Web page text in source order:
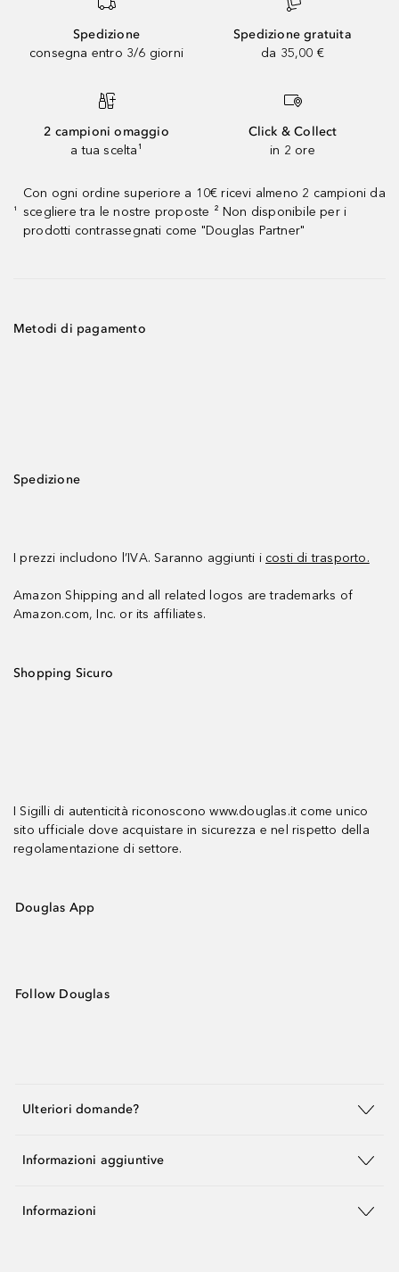
Spedizione
consegna entro 3/6 giorni
Spedizione gratuita
da 35,00 €
2 campioni omaggio
a tua scelta¹
Click & Collect
in 2 ore
¹
Con ogni ordine superiore a 10€ ricevi almeno 2 campioni da
scegliere tra le nostre proposte ² Non disponibile per i
prodotti contrassegnati come "Douglas Partner"
Metodi di pagamento
Spedizione
I prezzi includono l’IVA. Saranno aggiunti i costi di trasporto.
Amazon Shipping and all related logos are trademarks of
Amazon.com, Inc. or its affiliates.
Shopping Sicuro
I Sigilli di autenticità riconoscono www.douglas.it come unico
sito ufficiale dove acquistare in sicurezza e nel rispetto della
regolamentazione di settore.
Douglas App
Follow Douglas
Ulteriori domande?
Informazioni aggiuntive
Informazioni